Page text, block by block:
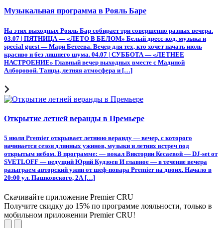
Музыкальная программа в Рояль Баре
На этих выходных Рояль Бар собирает три совершенно разных вечера.
03.07 | ПЯТНИЦА — «ЛЕТО В БЕЛОМ» Белый дресс-код, музыка и
special guest — Мари Бетеева. Вечер для тех, кто хочет начать июль
красиво и без лишнего шума. 04.07 | СУББОТА — «ЛЕТНЕЕ
НАСТРОЕНИЕ» Главный вечер выходных вместе с Мадиной
Алборовой. Танцы, летняя атмосфера и […]
Открытие летней веранды в Премьере
5 июля Premier открывает летнюю веранду — вечер, с которого
начинается сезон длинных ужинов, музыки и летних встреч под
открытым небом. В программе: — вокал Виктории Кесаевой — DJ-set от
SVETLOFF — ведущий Юрий Кудзоев И главное — в течение вечера
разыграем авторский ужин от шеф-повара Premier на двоих. Начало в
20:00 ул. Пашковского, 2А […]
Скачивайте приложение Premier CRU
Получите скидку до 15% по программе лояльности, только в
мобильном приложении Premier CRU!